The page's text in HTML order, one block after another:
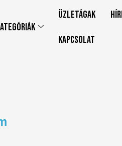
Üzletágak
Kapcsolat